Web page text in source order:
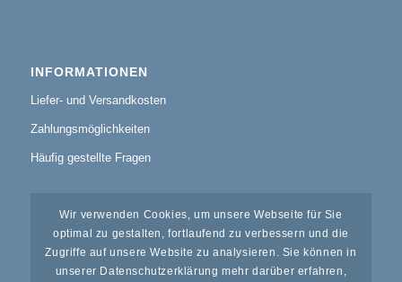
INFORMATIONEN
Liefer- und Versandkosten
Zahlungsmöglichkeiten
Häufig gestellte Fragen
KUNDENSERVICE
Wir verwenden Cookies, um unsere Webseite für Sie
optimal zu gestalten, fortlaufend zu verbessern und die
Zugriffe auf unsere Website zu analysieren. Sie können in
unserer Datenschutzerklärung mehr darüber erfahren,